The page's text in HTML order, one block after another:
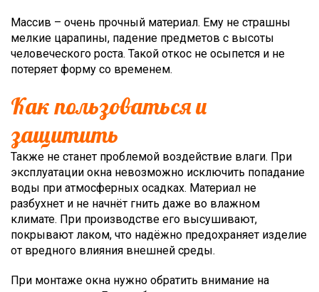
Массив – очень прочный материал. Ему не страшны
мелкие царапины, падение предметов с высоты
человеческого роста. Такой откос не осыпется и не
потеряет форму со временем.
Как пользоваться и
защитить
Также не станет проблемой воздействие влаги. При
эксплуатации окна невозможно исключить попадание
воды при атмосферных осадках. Материал не
разбухнет и не начнёт гнить даже во влажном
климате. При производстве его высушивают,
покрывают лаком, что надёжно предохраняет изделие
от вредного влияния внешней среды.
При монтаже окна нужно обратить внимание на